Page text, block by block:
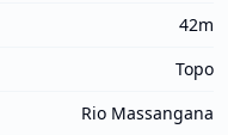
42m
Topo
Rio Massangana